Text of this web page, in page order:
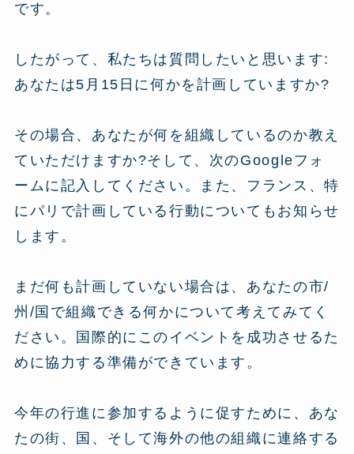
です。
したがって、私たちは質問したいと思います:
あなたは5月15日に何かを計画していますか?
その場合、あなたが何を組織しているのか教え
ていただけますか?そして、次のGoogleフォ
ームに記入してください。また、フランス、特
にパリで計画している行動についてもお知らせ
します。
まだ何も計画していない場合は、あなたの市/
州/国で組織できる何かについて考えてみてく
ださい。国際的にこのイベントを成功させるた
めに協力する準備ができています。
今年の行進に参加するように促すために、あな
たの街、国、そして海外の他の組織に連絡する